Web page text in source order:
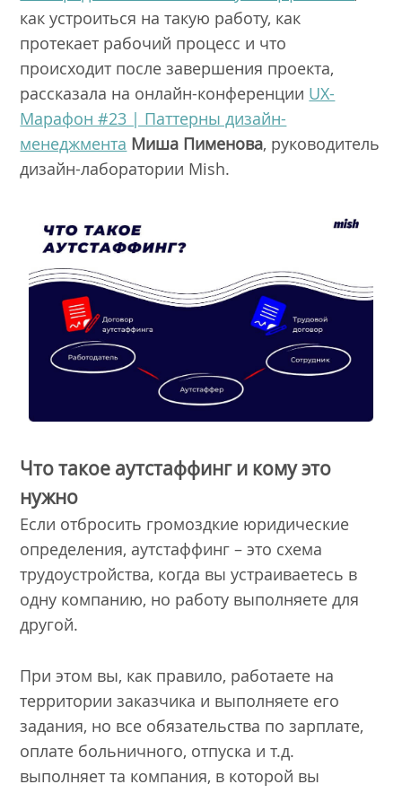
как устроиться на такую работу, как
протекает рабочий процесс и что
происходит после завершения проекта,
рассказала на онлайн-конференции UX-
Марафон #23 | Паттерны дизайн-
менеджмента Миша Пименова, руководитель
дизайн-лаборатории Mish.
Что такое аутстаффинг и кому это
нужно
Если отбросить громоздкие юридические
определения, аутстаффинг – это схема
трудоустройства, когда вы устраиваетесь в
одну компанию, но работу выполняете для
другой.
При этом вы, как правило, работаете на
территории заказчика и выполняете его
задания, но все обязательства по зарплате,
оплате больничного, отпуска и т.д.
выполняет та компания, в которой вы